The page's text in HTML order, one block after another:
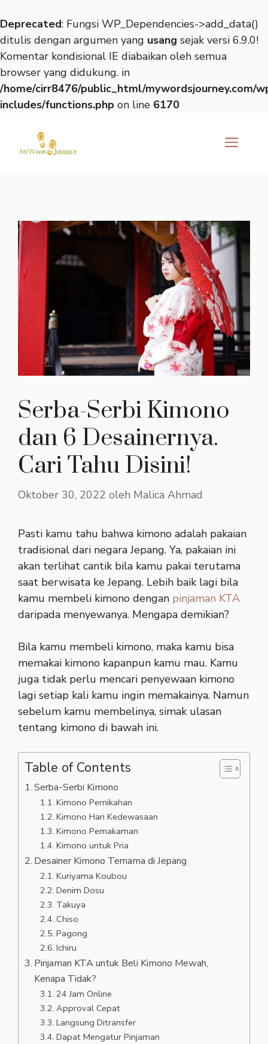
Deprecated: Fungsi WP_Dependencies->add_data()
ditulis dengan argumen yang usang sejak versi 6.9.0!
Komentar kondisional IE diabaikan oleh semua
browser yang didukung. in
/home/cirr8476/public_html/mywordsjourney.com/
includes/functions.php on line 6170
Serba-Serbi Kimono
dan 6 Desainernya.
Cari Tahu Disini!
Oktober 30, 2022 oleh Malica Ahmad
Pasti kamu tahu bahwa kimono adalah pakaian
tradisional dari negara Jepang. Ya, pakaian ini
akan terlihat cantik bila kamu pakai terutama
saat berwisata ke Jepang. Lebih baik lagi bila
kamu membeli kimono dengan pinjaman KTA
daripada menyewanya. Mengapa demikian?
Bila kamu membeli kimono, maka kamu bisa
memakai kimono kapanpun kamu mau. Kamu
juga tidak perlu mencari penyewaan kimono
lagi setiap kali kamu ingin memakainya. Namun
sebelum kamu membelinya, simak ulasan
tentang kimono di bawah ini.
Table of Contents
Serba-Serbi Kimono
Kimono Pernikahan
Kimono Hari Kedewasaan
Kimono Pemakaman
Kimono untuk Pria
Desainer Kimono Ternama di Jepang
Kuriyama Koubou
Denim Dosu
Takuya
Chiso
Pagong
Ichiru
Pinjaman KTA untuk Beli Kimono Mewah,
Kenapa Tidak?
24 Jam Online
Approval Cepat
Langsung Ditransfer
Dapat Mengatur Pinjaman